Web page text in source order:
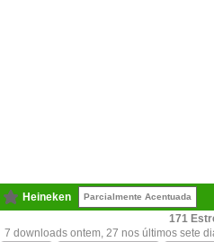
Heineken Parcialmente Acentuada
171
7 downloads ontem, 27 nos últimos sete